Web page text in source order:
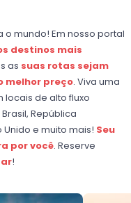
o mundo! Em nosso portal
destinos mais
as suas rotas sejam
melhor preço. Viva uma
de alto fluxo
República
Unido e muito mais! Seu
por você. Reserve
!